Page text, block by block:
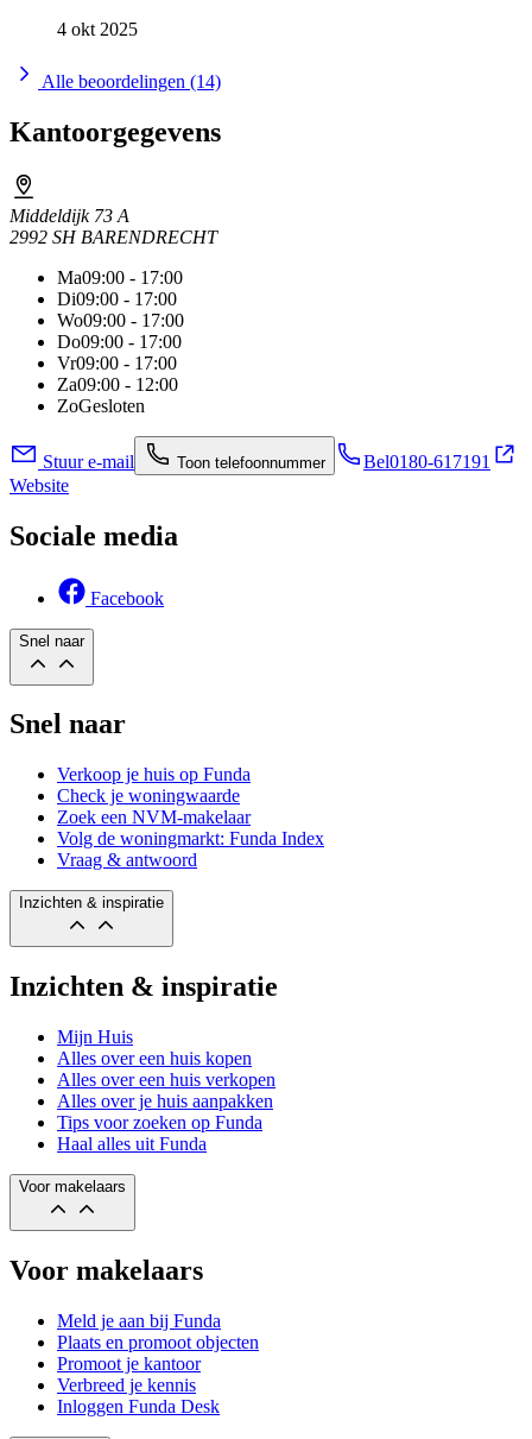
4 okt 2025
Alle beoordelingen (14)
Kantoorgegevens
Middeldijk 73 A
2992 SH BARENDRECHT
Ma09:00 - 17:00
Di09:00 - 17:00
Wo09:00 - 17:00
Do09:00 - 17:00
Vr09:00 - 17:00
Za09:00 - 12:00
ZoGesloten
Stuur e-mail Toon telefoonnummer Bel0180-617191
Website
Sociale media
Facebook
Snel naar
Snel naar
Verkoop je huis op Funda
Check je woningwaarde
Zoek een NVM-makelaar
Volg de woningmarkt: Funda Index
Vraag & antwoord
Inzichten & inspiratie
Inzichten & inspiratie
Mijn Huis
Alles over een huis kopen
Alles over een huis verkopen
Alles over je huis aanpakken
Tips voor zoeken op Funda
Haal alles uit Funda
Voor makelaars
Voor makelaars
Meld je aan bij Funda
Plaats en promoot objecten
Promoot je kantoor
Verbreed je kennis
Inloggen Funda Desk